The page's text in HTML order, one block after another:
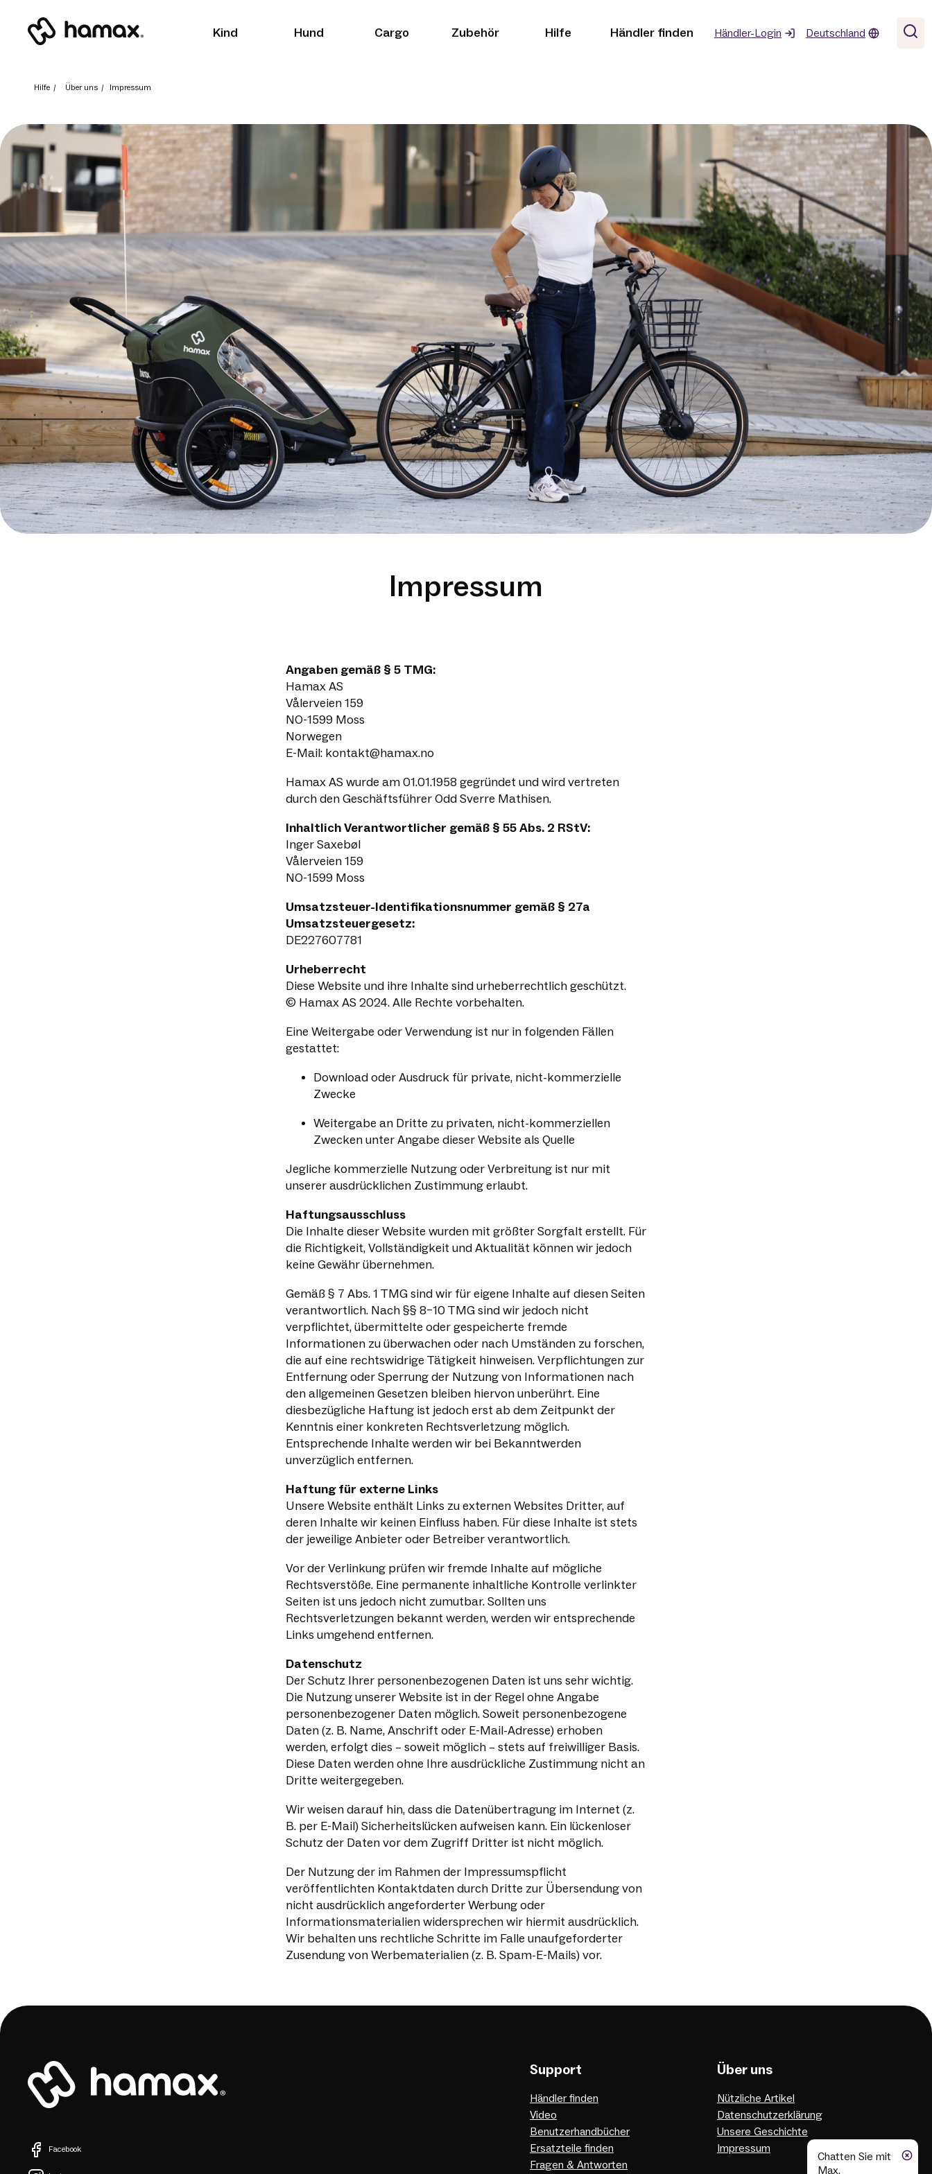
Chatten Sie mit
Max,
Kind Hund Cargo Zubehör Hilfe Händler finden Händler-Login Deutschland
Hilfe / Über uns / Impressum
Impressum
Angaben gemäß § 5 TMG:
Hamax AS
Vålerveien 159
NO-1599 Moss
Norwegen
E-Mail: kontakt@hamax.no
Hamax AS wurde am 01.01.1958 gegründet und wird vertreten
durch den Geschäftsführer Odd Sverre Mathisen.
Inhaltlich Verantwortlicher gemäß § 55 Abs. 2 RStV:
Inger Saxebøl
Vålerveien 159
NO-1599 Moss
Umsatzsteuer-Identifikationsnummer gemäß § 27a
Umsatzsteuergesetz:
DE227607781
Urheberrecht
Diese Website und ihre Inhalte sind urheberrechtlich geschützt.
© Hamax AS 2024. Alle Rechte vorbehalten.
Eine Weitergabe oder Verwendung ist nur in folgenden Fällen
gestattet:
Download oder Ausdruck für private, nicht-kommerzielle
Zwecke
Weitergabe an Dritte zu privaten, nicht-kommerziellen
Zwecken unter Angabe dieser Website als Quelle
Jegliche kommerzielle Nutzung oder Verbreitung ist nur mit
unserer ausdrücklichen Zustimmung erlaubt.
Haftungsausschluss
Die Inhalte dieser Website wurden mit größter Sorgfalt erstellt. Für
die Richtigkeit, Vollständigkeit und Aktualität können wir jedoch
keine Gewähr übernehmen.
Gemäß § 7 Abs. 1 TMG sind wir für eigene Inhalte auf diesen Seiten
verantwortlich. Nach §§ 8–10 TMG sind wir jedoch nicht
verpflichtet, übermittelte oder gespeicherte fremde
Informationen zu überwachen oder nach Umständen zu forschen,
die auf eine rechtswidrige Tätigkeit hinweisen. Verpflichtungen zur
Entfernung oder Sperrung der Nutzung von Informationen nach
den allgemeinen Gesetzen bleiben hiervon unberührt. Eine
diesbezügliche Haftung ist jedoch erst ab dem Zeitpunkt der
Kenntnis einer konkreten Rechtsverletzung möglich.
Entsprechende Inhalte werden wir bei Bekanntwerden
unverzüglich entfernen.
Haftung für externe Links
Unsere Website enthält Links zu externen Websites Dritter, auf
deren Inhalte wir keinen Einfluss haben. Für diese Inhalte ist stets
der jeweilige Anbieter oder Betreiber verantwortlich.
Vor der Verlinkung prüfen wir fremde Inhalte auf mögliche
Rechtsverstöße. Eine permanente inhaltliche Kontrolle verlinkter
Seiten ist uns jedoch nicht zumutbar. Sollten uns
Rechtsverletzungen bekannt werden, werden wir entsprechende
Links umgehend entfernen.
Datenschutz
Der Schutz Ihrer personenbezogenen Daten ist uns sehr wichtig.
Die Nutzung unserer Website ist in der Regel ohne Angabe
personenbezogener Daten möglich. Soweit personenbezogene
Daten (z. B. Name, Anschrift oder E-Mail-Adresse) erhoben
werden, erfolgt dies – soweit möglich – stets auf freiwilliger Basis.
Diese Daten werden ohne Ihre ausdrückliche Zustimmung nicht an
Dritte weitergegeben.
Wir weisen darauf hin, dass die Datenübertragung im Internet (z.
B. per E-Mail) Sicherheitslücken aufweisen kann. Ein lückenloser
Schutz der Daten vor dem Zugriff Dritter ist nicht möglich.
Der Nutzung der im Rahmen der Impressumspflicht
veröffentlichten Kontaktdaten durch Dritte zur Übersendung von
nicht ausdrücklich angeforderter Werbung oder
Informationsmaterialien widersprechen wir hiermit ausdrücklich.
Wir behalten uns rechtliche Schritte im Falle unaufgeforderter
Zusendung von Werbematerialien (z. B. Spam-E-Mails) vor.
Facebook
Support
Händler finden
Video
Benutzerhandbücher
Ersatzteile finden
Fragen & Antworten
Über uns
Nützliche Artikel
Datenschutzerklärung
Unsere Geschichte
Impressum